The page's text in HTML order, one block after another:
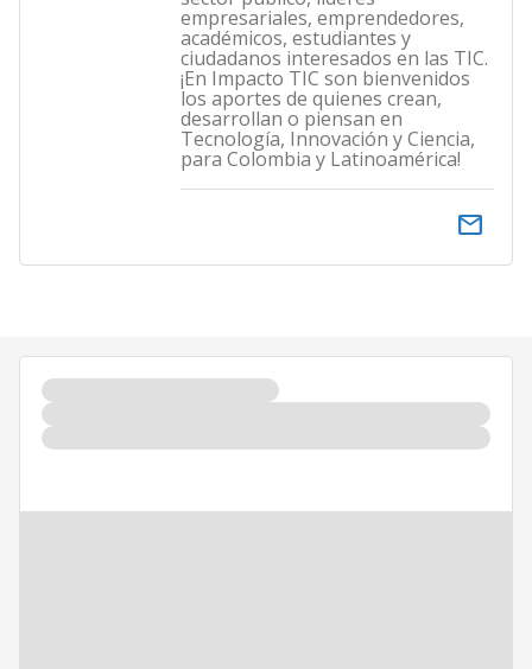
empresariales, emprendedores,
académicos, estudiantes y
ciudadanos interesados en las TIC.
¡En Impacto TIC son bienvenidos
los aportes de quienes crean,
desarrollan o piensan en
Tecnología, Innovación y Ciencia,
para Colombia y Latinoamérica!
email